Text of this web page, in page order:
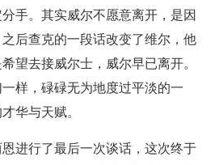
手。其实威尔不愿意离开，是因
后查克的一段话改变了维尔，他
望去接威尔士，威尔早已离开。
样，碌碌无为地度过平淡的一
华与天赋。
进行了最后一次谈话，这次终于